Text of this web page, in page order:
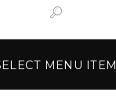
MENU ITEM